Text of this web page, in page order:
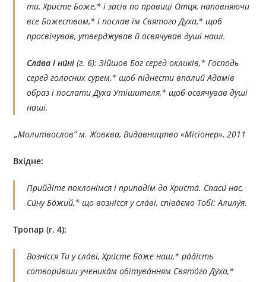
ти, Христе Боже,* і засів по правиці Отця, наповняючи
все Божеством,* і послав їм Святого Духа,* щоб
просвічував, утверджував й освячував душі наші.
Сла́ва і ни́ні (г. 6): Зійшов Бог серед окликів,* Господь
серед голосних сурем,* щоб піднести впалий Адамів
образ і послати Духа Утішителя,* щоб освячував душі
наші.
„Молитвослов” м. Жовква, Видавництво «Місіонер», 2011
Вхідне:
Прийді́те поклоні́мся і припаді́м до Христа́. Спаси́ нас,
Си́ну Бо́жий,* що возні́сся у сла́ві, співа́ємо Тобі́: Алилу́я.
Тропар (г. 4):
Возні́сся Ти у сла́ві, Хри́сте Бо́же наш,* ра́дість
сотвори́вши ученика́м обітува́нням Свято́го Ду́ха,*